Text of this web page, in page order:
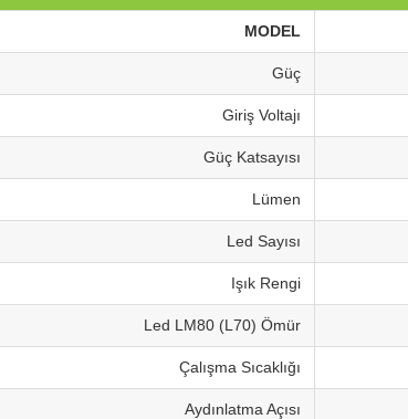
MODEL
Güç
Giriş Voltajı
Güç Katsayısı
Lümen
Led Sayısı
Işık Rengi
Led LM80 (L70) Ömür
Çalışma Sıcaklığı
Aydınlatma Açısı